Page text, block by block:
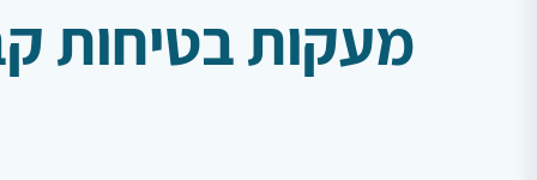
מעקות בטיחות